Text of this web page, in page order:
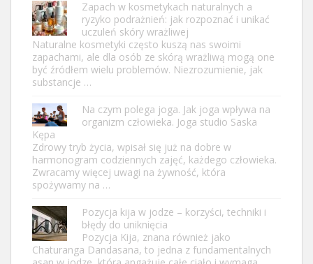
Zapach w kosmetykach naturalnych a
ryzyko podrażnień: jak rozpoznać i unikać
uczuleń skóry wrażliwej
Naturalne kosmetyki często kuszą nas swoimi
zapachami, ale dla osób ze skórą wrażliwą mogą one
być źródłem wielu problemów. Niezrozumienie, jak
substancje …
Na czym polega joga. Jak joga wpływa na
organizm człowieka. Joga studio Saska
Kępa
Zdrowy tryb życia, wpisał się już na dobre w
harmonogram codziennych zajęć, każdego człowieka.
Zwracamy więcej uwagi na żywność, która
spożywamy na …
Pozycja kija w jodze – korzyści, techniki i
błędy do uniknięcia
Pozycja Kija, znana również jako
Chaturanga Dandasana, to jedna z fundamentalnych